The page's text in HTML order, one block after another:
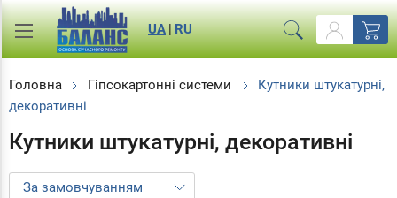
RU
|
UA
Головна Гіпсокартонні системи
Кутники штукатурні,
декоративні
Кутники штукатурні, декоративні